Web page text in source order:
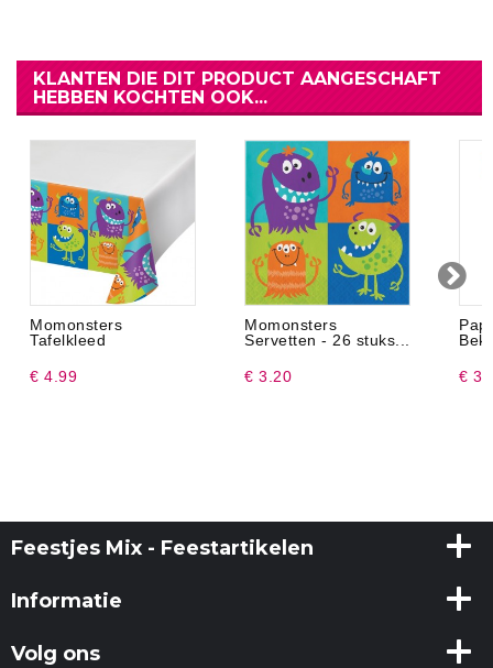
KLANTEN DIE DIT PRODUCT AANGESCHAFT
HEBBEN KOCHTEN OOK...
Momonsters
Tafelkleed
€ 4.99
Momonsters
Servetten - 26 stuks...
€ 3.20 €
Feestjes Mix - Feestartikelen
Informatie
Volg ons